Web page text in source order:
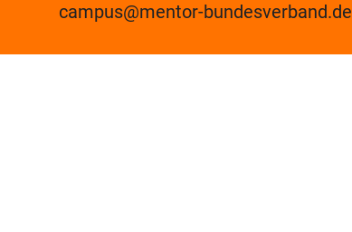
campus@mentor-bundesverband.de